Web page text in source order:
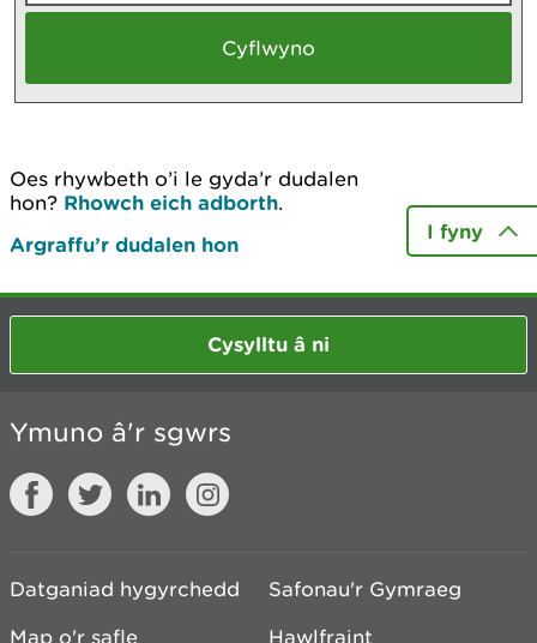
Oes rhywbeth o’i le gyda’r dudalen
hon? Rhowch eich adborth.
Argraffu’r dudalen hon
I fyny
Cysylltu â ni
Ymuno â'r sgwrs
Datganiad hygyrchedd
Safonau'r Gymraeg
Map o'r safle
Hawlfraint